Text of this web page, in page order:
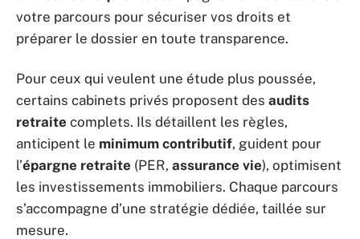
votre parcours pour sécuriser vos droits et
préparer le dossier en toute transparence.
Pour ceux qui veulent une étude plus poussée,
certains cabinets privés proposent des audits
retraite complets. Ils détaillent les règles,
anticipent le minimum contributif, guident pour
l’épargne retraite (PER, assurance vie), optimisent
les investissements immobiliers. Chaque parcours
s’accompagne d’une stratégie dédiée, taillée sur
mesure.